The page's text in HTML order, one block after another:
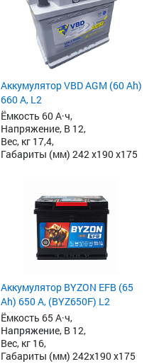
Аккумулятор VBD AGM (60 Ah)
660 А, L2
Ёмкость 60 А·ч,
Напряжение, В 12,
Вес, кг 17,4,
Габариты (мм) 242 x190 x175
Аккумулятор BYZON EFB (65
Ah) 650 А, (BYZ650F) L2
Ёмкость 65 А·ч,
Напряжение, В 12,
Вес, кг 16,
Габариты (мм) 242x190 x175